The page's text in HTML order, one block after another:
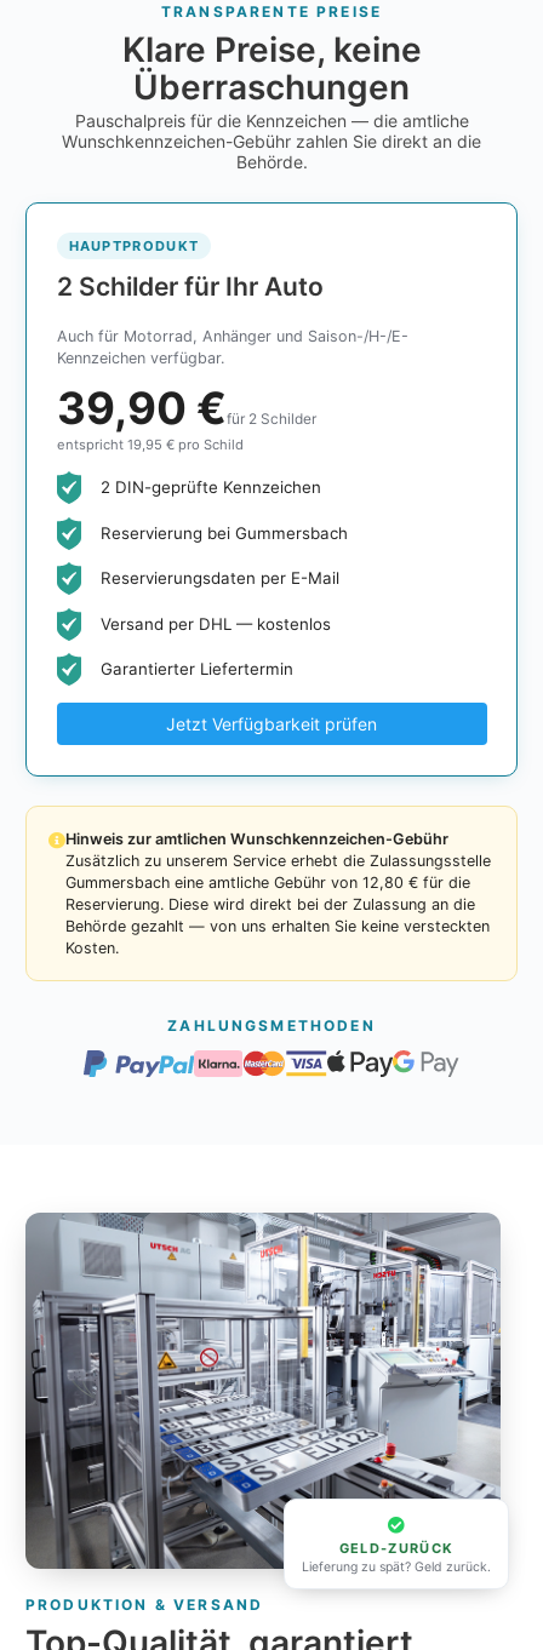
TRANSPARENTE PREISE
Klare Preise, keine
Überraschungen
Pauschalpreis für die Kennzeichen — die amtliche
Wunschkennzeichen-Gebühr zahlen Sie direkt an die
Behörde.
HAUPTPRODUKT
2 Schilder für Ihr Auto
Auch für Motorrad, Anhänger und Saison-/H-/E-
Kennzeichen verfügbar.
39,90 €für 2 Schilder
entspricht 19,95 € pro Schild
2 DIN-geprüfte Kennzeichen
Reservierung bei Gummersbach
Reservierungsdaten per E-Mail
Versand per DHL — kostenlos
Garantierter Liefertermin
Jetzt Verfügbarkeit prüfen
Hinweis zur amtlichen Wunschkennzeichen-Gebühr
Zusätzlich zu unserem Service erhebt die Zulassungsstelle
Gummersbach eine amtliche Gebühr von 12,80 € für die
Reservierung. Diese wird direkt bei der Zulassung an die
Behörde gezahlt — von uns erhalten Sie keine versteckten
Kosten.
ZAHLUNGSMETHODEN
GELD-ZURÜCK
Lieferung zu spät? Geld zurück.
PRODUKTION & VERSAND